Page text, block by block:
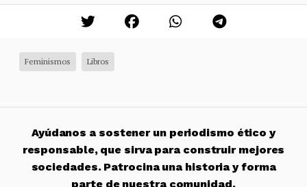
Feminismos Libros
Ayúdanos a sostener un periodismo ético y
responsable, que sirva para construir mejores
sociedades. Patrocina una historia y forma
parte de nuestra comunidad.